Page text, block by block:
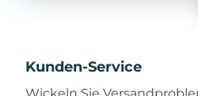
Kunden-Service